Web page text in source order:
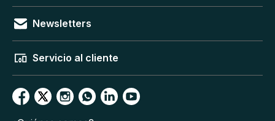
Newsletters
Servicio al cliente